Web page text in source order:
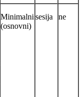
Minimalni
(osnovni)
sesija ne